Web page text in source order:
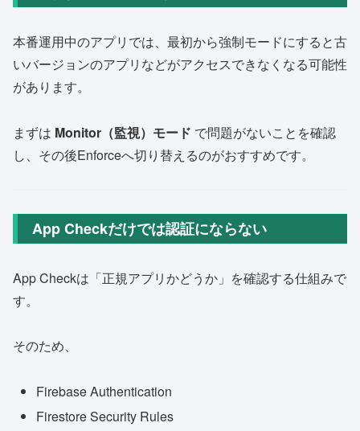
本番運用中のアプリでは、最初から強制モードにすると古
いバージョンのアプリなどがアクセスできなくなる可能性
があります。
まずは Monitor（監視）モード で問題がないことを確認
し、その後Enforceへ切り替えるのがおすすめです。
App Checkだけでは認証にならない
App Checkは「正規アプリかどうか」を確認する仕組みで
す。
そのため、
Firebase Authentication
Firestore Security Rules